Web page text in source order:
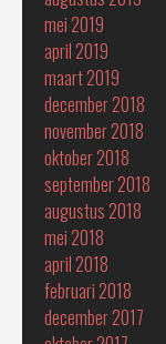
mei 2019
april 2019
maart 2019
december 2018
november 2018
oktober 2018
september 2018
augustus 2018
mei 2018
april 2018
februari 2018
december 2017